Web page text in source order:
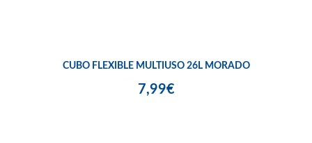
CUBO FLEXIBLE MULTIUSO 26L MORADO
7,99€